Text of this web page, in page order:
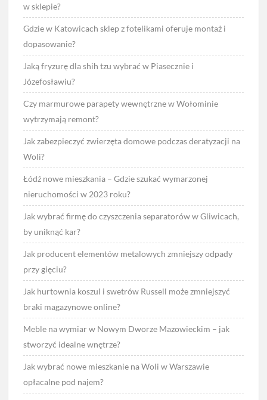
w sklepie?
Gdzie w Katowicach sklep z fotelikami oferuje montaż i
dopasowanie?
Jaką fryzurę dla shih tzu wybrać w Piasecznie i
Józefosławiu?
Czy marmurowe parapety wewnętrzne w Wołominie
wytrzymają remont?
Jak zabezpieczyć zwierzęta domowe podczas deratyzacji na
Woli?
Łódź nowe mieszkania – Gdzie szukać wymarzonej
nieruchomości w 2023 roku?
Jak wybrać firmę do czyszczenia separatorów w Gliwicach,
by uniknąć kar?
Jak producent elementów metalowych zmniejszy odpady
przy gięciu?
Jak hurtownia koszul i swetrów Russell może zmniejszyć
braki magazynowe online?
Meble na wymiar w Nowym Dworze Mazowieckim – jak
stworzyć idealne wnętrze?
Jak wybrać nowe mieszkanie na Woli w Warszawie
opłacalne pod najem?